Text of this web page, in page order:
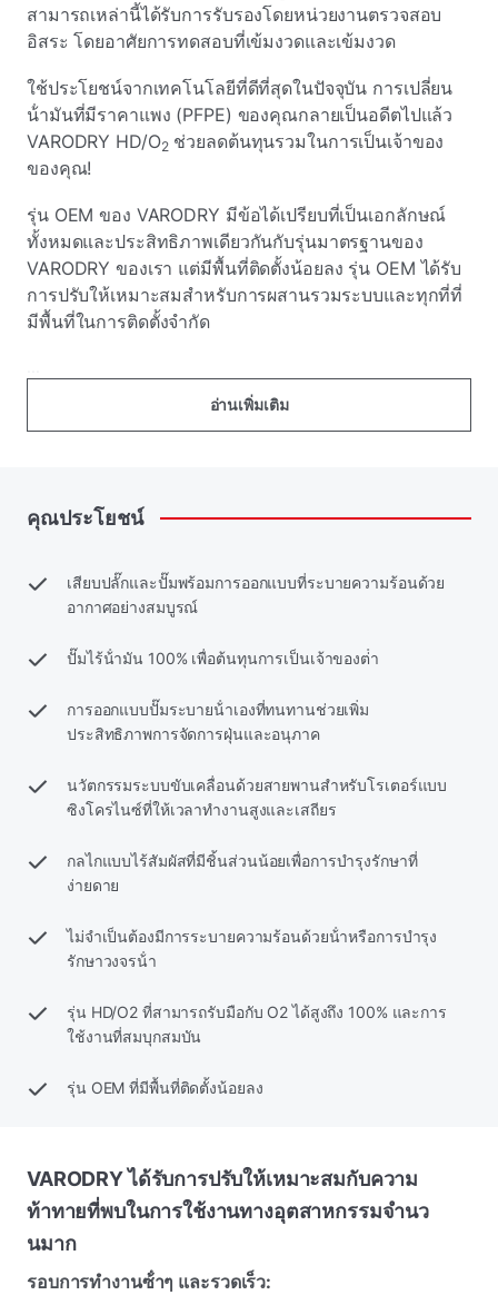
สามารถเหล่านี้ได้รับการรับรองโดยหน่วยงานตรวจสอบ
อิสระ โดยอาศัยการทดสอบที่เข้มงวดและเข้มงวด
ใช้ประโยชน์จากเทคโนโลยีที่ดีที่สุดในปัจจุบัน การเปลี่ยน
น้ํามันที่มีราคาแพง (PFPE) ของคุณกลายเป็นอดีตไปแล้ว
VARODRY HD/O2ช่วยลดต้นทุนรวมในการเป็นเจ้าของ
ของคุณ!
รุ่น OEM ของ VARODRY มีข้อได้เปรียบที่เป็นเอกลักษณ์
ทั้งหมดและประสิทธิภาพเดียวกันกับรุ่นมาตรฐานของ
VARODRY ของเรา แต่มีพื้นที่ติดตั้งน้อยลง รุ่น OEM ได้รับ
การปรับให้เหมาะสมสําหรับการผสานรวมระบบและทุกที่ที่
มีพื้นที่ในการติดตั้งจํากัด
อ่านเพิ่มเติม
คุณประโยชน์
เสียบปลั๊กและปั๊มพร้อมการออกแบบที่ระบายความร้อนด้วย
อากาศอย่างสมบูรณ์
ปั๊มไร้น้ํามัน 100% เพื่อต้นทุนการเป็นเจ้าของต่ํา
การออกแบบปั๊มระบายน้ําเองที่ทนทานช่วยเพิ่ม
ประสิทธิภาพการจัดการฝุ่นและอนุภาค
นวัตกรรมระบบขับเคลื่อนด้วยสายพานสําหรับโรเตอร์แบบ
ซิงโครไนซ์ที่ให้เวลาทํางานสูงและเสถียร
กลไกแบบไร้สัมผัสที่มีชิ้นส่วนน้อยเพื่อการบํารุงรักษาที่
ง่ายดาย
ไม่จําเป็นต้องมีการระบายความร้อนด้วยน้ําหรือการบํารุง
รักษาวงจรน้ํา
รุ่น HD/O2 ที่สามารถรับมือกับ O2 ได้สูงถึง 100% และการ
ใช้งานที่สมบุกสมบัน
รุ่น OEM ที่มีพื้นที่ติดตั้งน้อยลง
VARODRY ได้รับการปรับให้เหมาะสมกับความ
ท้าทายที่พบในการใช้งานทางอุตสาหกรรมจํานว
นมาก
รอบการทํางานซ้ําๆ และรวดเร็ว: